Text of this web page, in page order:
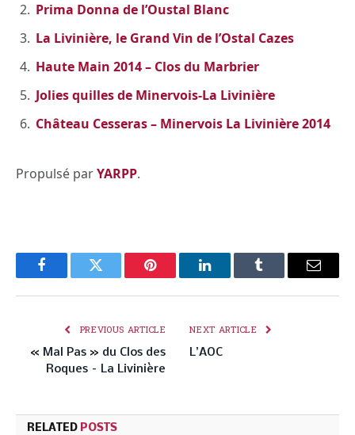
Prima Donna de l’Oustal Blanc
La Livinière, le Grand Vin de l’Ostal Cazes
Haute Main 2014 – Clos du Marbrier
Jolies quilles de Minervois-La Livinière
Château Cesseras – Minervois La Livinière 2014
Propulsé parYARPP.
FacebookTwitter Pinterest LinkedInTumblr Email
PREVIOUS ARTICLE
« Mal Pas » du Clos des
Roques – La Livinière
NEXT ARTICLE
L’AOC
RELATED POSTS